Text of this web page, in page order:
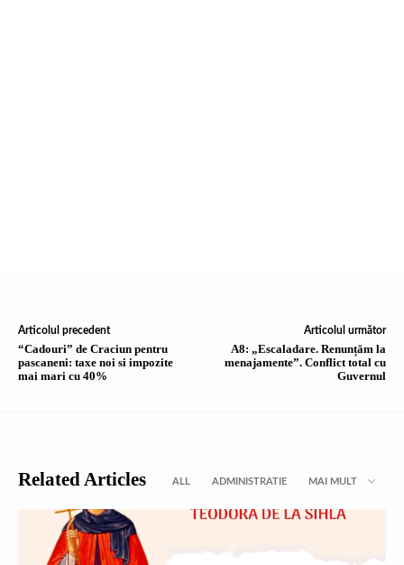
Articolul precedent
“Cadouri” de Craciun pentru
pascaneni: taxe noi si impozite
mai mari cu 40%
Articolul următor
A8: „Escaladare. Renunțăm la
menajamente”. Conflict total cu
Guvernul
Related Articles ALL ADMINISTRATIE MAI MULT